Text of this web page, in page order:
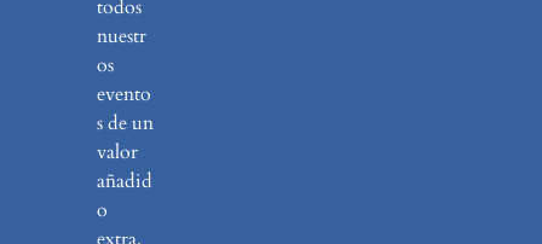
todos
nuestr
os
evento
s de un
valor
añadid
o